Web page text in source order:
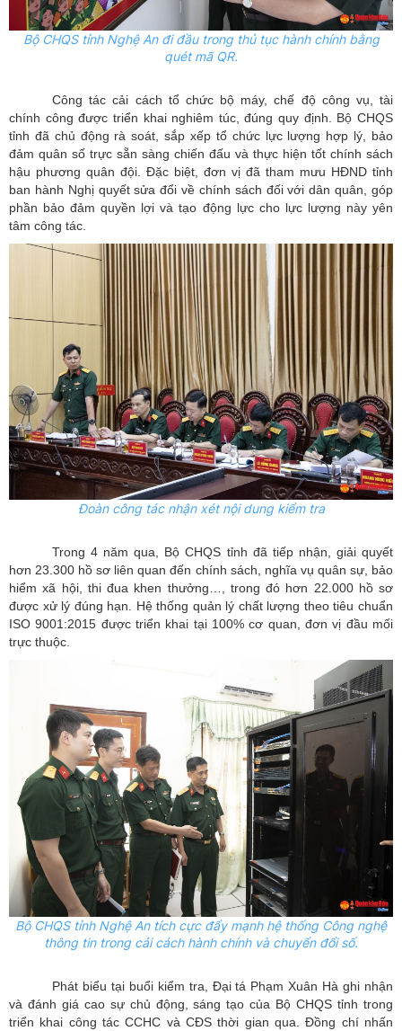
Bộ CHQS tỉnh Nghệ An đi đầu trong thủ tục hành chính bằng
quét mã QR.
Công tác cải cách tổ chức bộ máy, chế độ công vụ, tài
chính công được triển khai nghiêm túc, đúng quy định. Bộ CHQS
tỉnh đã chủ động rà soát, sắp xếp tổ chức lực lượng hợp lý, bảo
đảm quân số trực sẵn sàng chiến đấu và thực hiện tốt chính sách
hậu phương quân đội. Đặc biệt, đơn vị đã tham mưu HĐND tỉnh
ban hành Nghị quyết sửa đổi về chính sách đối với dân quân, góp
phần bảo đảm quyền lợi và tạo động lực cho lực lượng này yên
tâm công tác.
Đoàn công tác nhận xét nội dung kiểm tra
Trong 4 năm qua, Bộ CHQS tỉnh đã tiếp nhận, giải quyết
hơn 23.300 hồ sơ liên quan đến chính sách, nghĩa vụ quân sự, bảo
hiểm xã hội, thi đua khen thưởng…, trong đó hơn 22.000 hồ sơ
được xử lý đúng hạn. Hệ thống quản lý chất lượng theo tiêu chuẩn
ISO 9001:2015 được triển khai tại 100% cơ quan, đơn vị đầu mối
trực thuộc.
Bộ CHQS tỉnh Nghệ An tích cực đẩy mạnh hệ thống Công nghệ
thông tin trong cải cách hành chính và chuyển đổi số.
Phát biểu tại buổi kiểm tra, Đại tá Phạm Xuân Hà ghi nhận
và đánh giá cao sự chủ động, sáng tạo của Bộ CHQS tỉnh trong
triển khai công tác CCHC và CĐS thời gian qua. Đồng chí nhấn